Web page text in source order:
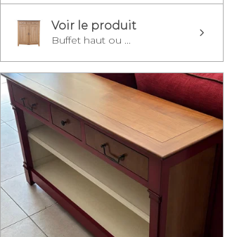
Voir le produit
Buffet haut ou ...